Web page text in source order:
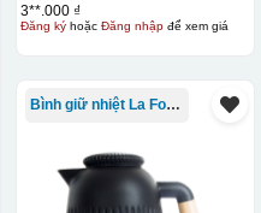
3**.000 ₫
Đăng kýhoặc Đăng nhậpđể xem giá
Bình giữ nhiệt La Fonte